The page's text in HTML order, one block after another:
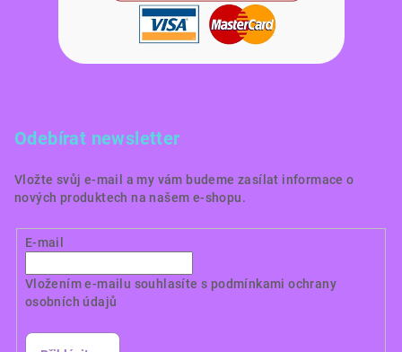
Odebírat newsletter
Vložte svůj e-mail a my vám budeme zasílat informace o
nových produktech na našem e-shopu.
E-mail
Vložením e-mailu souhlasíte s podmínkami ochrany
osobních údajů